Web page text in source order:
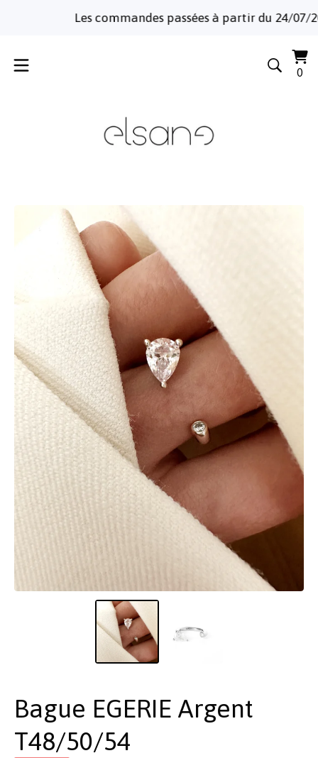
Les commandes passées à partir du 24/07/
0
Bague EGERIE Argent
T48/50/54